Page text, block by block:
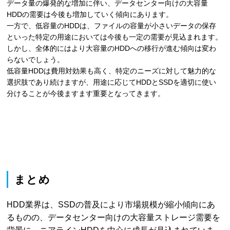
データ量の爆発的な増加に伴い、データセンター向けの大容量
HDDの需要は今後も増加していく傾向にあります。
一方で、低容量のHDDは、ファイルの容量が小さいデータの保存
といった特定の用途においては今後も一定の需要が見込まれます。
しかし、全体的にはより大容量のHDDへの移行が進む傾向は変わ
らないでしょう。
低容量HDDは費用対効果も高く、特定のニーズに対して魅力的な
選択肢であり続けますが、用途に応じてHDDとSSDを適切に使い
分けることが今後ますます重要となってきます。
まとめ
HDD業界は、SSDの普及により市場規模が縮小傾向にあ
るものの、データセンター向けの大容量ストレージ需要を